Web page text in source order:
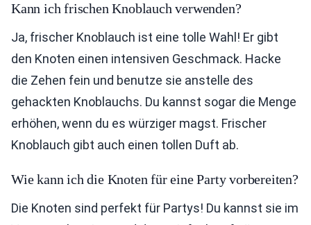
Kann ich frischen Knoblauch verwenden?
Ja, frischer Knoblauch ist eine tolle Wahl! Er gibt
den Knoten einen intensiven Geschmack. Hacke
die Zehen fein und benutze sie anstelle des
gehackten Knoblauchs. Du kannst sogar die Menge
erhöhen, wenn du es würziger magst. Frischer
Knoblauch gibt auch einen tollen Duft ab.
Wie kann ich die Knoten für eine Party vorbereiten?
Die Knoten sind perfekt für Partys! Du kannst sie im